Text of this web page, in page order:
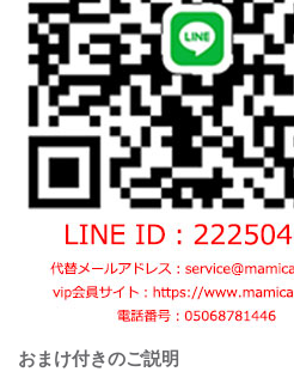
おまけ付きのご説明